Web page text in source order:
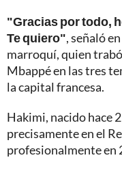
"Gracias por todo,
Te quiero", señaló
marroquí, quien
Mbappé en las tres
la capital francesa.
Hakimi, nacido hace
precisamente en el
profesionalmente en